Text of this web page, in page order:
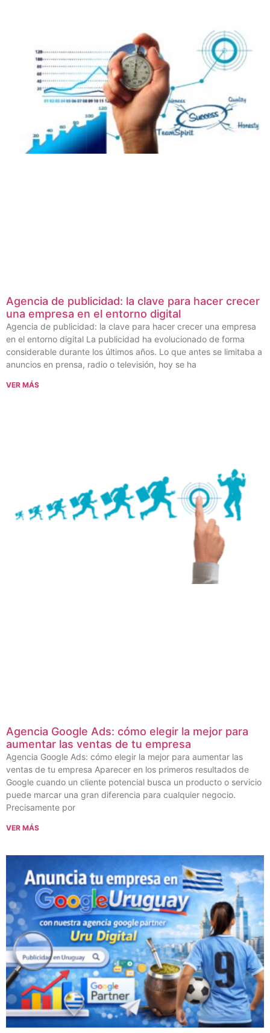
Agencia de publicidad: la clave para hacer crecer
una empresa en el entorno digital
Agencia de publicidad: la clave para hacer crecer una empresa
en el entorno digital La publicidad ha evolucionado de forma
considerable durante los últimos años. Lo que antes se limitaba a
anuncios en prensa, radio o televisión, hoy se ha
VER MÁS
Agencia Google Ads: cómo elegir la mejor para
aumentar las ventas de tu empresa
Agencia Google Ads: cómo elegir la mejor para aumentar las
ventas de tu empresa Aparecer en los primeros resultados de
Google cuando un cliente potencial busca un producto o servicio
puede marcar una gran diferencia para cualquier negocio.
Precisamente por
VER MÁS